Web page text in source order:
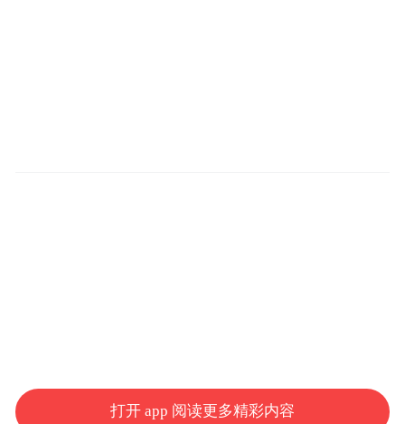
Agentic Thinking》，提出AI范式下一个阶段
打开 app 阅读更多精彩内容